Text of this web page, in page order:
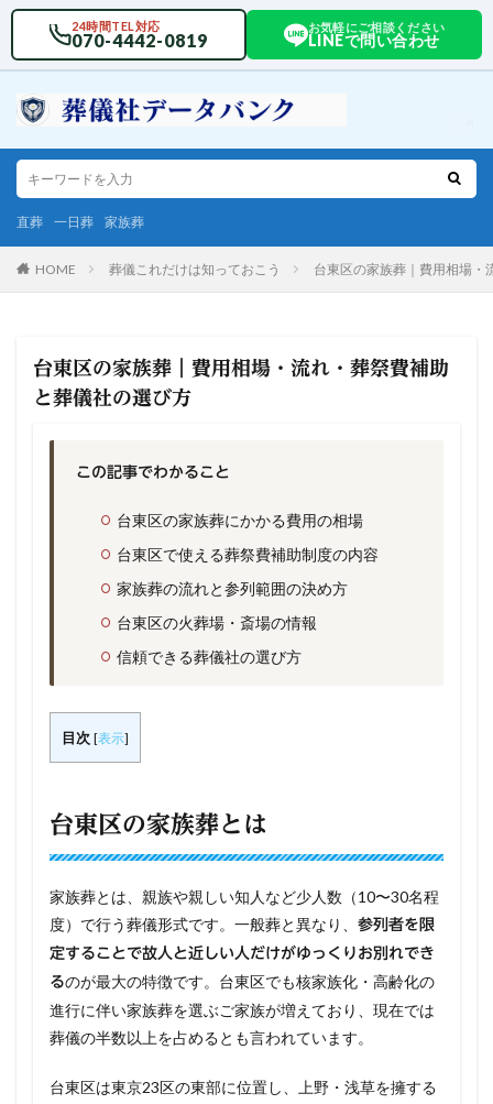
24時間TEL対応
070-4442-0819
お気軽にご相談ください
LINEで問い合わせ
直葬 一日葬 家族葬
HOME 葬儀これだけは知っておこう 台東区の家族葬｜費用相場・
台東区の家族葬｜費用相場・流れ・葬祭費補助
と葬儀社の選び方
この記事でわかること
台東区の家族葬にかかる費用の相場
台東区で使える葬祭費補助制度の内容
家族葬の流れと参列範囲の決め方
台東区の火葬場・斎場の情報
信頼できる葬儀社の選び方
目次 [表示]
台東区の家族葬とは
家族葬とは、親族や親しい知人など少人数（10〜30名程
度）で行う葬儀形式です。一般葬と異なり、
参列者を限
定することで故人と近しい人だけがゆっくりお別れでき
るのが最大の特徴です。台東区でも核家族化・高齢化の
進行に伴い家族葬を選ぶご家族が増えており、現在では
葬儀の半数以上を占めるとも言われています。
台東区は東京23区の東部に位置し、上野・浅草を擁する